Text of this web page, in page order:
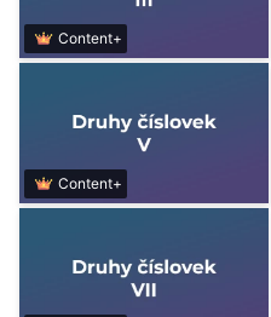
Content+
Content+